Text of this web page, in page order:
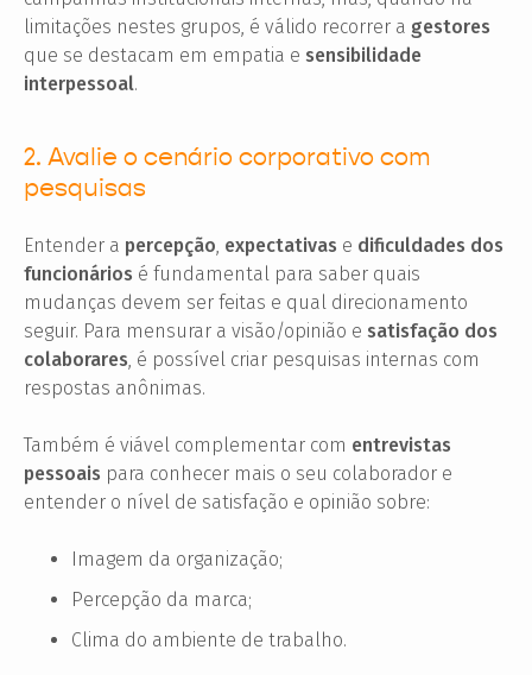
limitações nestes grupos, é válido recorrer a gestores
que se destacam em empatia e sensibilidade
interpessoal.
2. Avalie o cenário corporativo com
pesquisas
Entender a percepção, expectativas e dificuldades dos
funcionários é fundamental para saber quais
mudanças devem ser feitas e qual direcionamento
seguir. Para mensurar a visão/opinião e satisfação dos
colaborares, é possível criar pesquisas internas com
respostas anônimas.
Também é viável complementar com entrevistas
pessoais para conhecer mais o seu colaborador e
entender o nível de satisfação e opinião sobre:
Imagem da organização;
Percepção da marca;
Clima do ambiente de trabalho.